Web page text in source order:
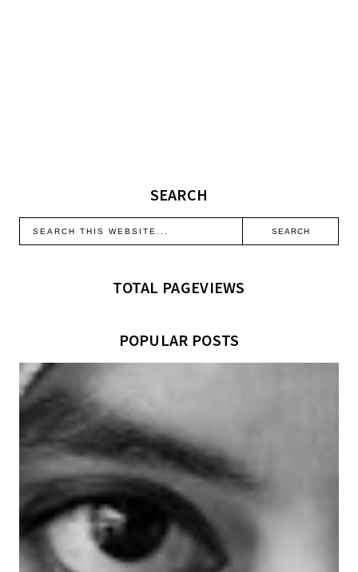
SEARCH
TOTAL PAGEVIEWS
POPULAR POSTS